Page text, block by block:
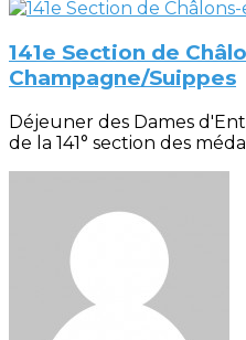
141e Section de
Champagne/Suippes
Déjeuner des Dames
de la 141° section des